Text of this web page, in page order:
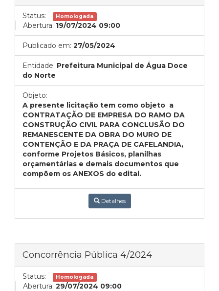
Status: Homologada
Abertura: 19/07/2024 09:00
Publicado em: 27/05/2024
Entidade: Prefeitura Municipal de Água Doce
do Norte
Objeto:
A presente licitação tem como objeto a
CONTRATAÇÃO DE EMPRESA DO RAMO DA
CONSTRUÇÃO CIVIL PARA CONCLUSÃO DO
REMANESCENTE DA OBRA DO MURO DE
CONTENÇÃO E DA PRAÇA DE CAFELANDIA,
conforme Projetos Básicos, planilhas
orçamentárias e demais documentos que
compõem os ANEXOS do edital.
Detalhes
Concorrência Pública 4/2024
Status: Homologada
Abertura: 29/07/2024 09:00